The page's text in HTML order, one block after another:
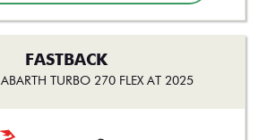
AGORA: (61) 99258-3731
FINANCIAMENTO
De: R$ 119.990,00
R$ 113.990,00